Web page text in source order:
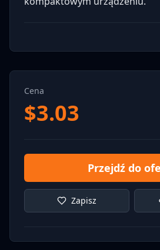
Cena
$3.03
Przejdź do
Zapisz